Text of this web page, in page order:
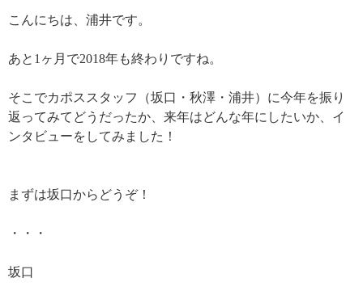
こんにちは、浦井です。
あと1ヶ月で2018年も終わりですね。
そこでカポススタッフ（坂口・秋澤・浦井）に今年を振り
返ってみてどうだったか、来年はどんな年にしたいか、イ
ンタビューをしてみました！
まずは坂口からどうぞ！
・・・
坂口